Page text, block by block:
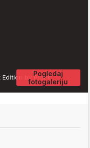
Pogledaj
fotogaleriju
Edition by Prahir